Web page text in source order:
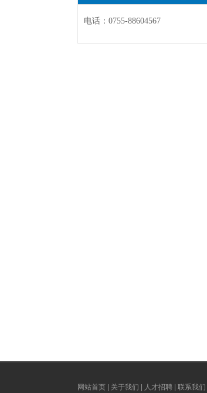
电话：0755-88604567
网站首页 关于我们 人才招聘 联系我们